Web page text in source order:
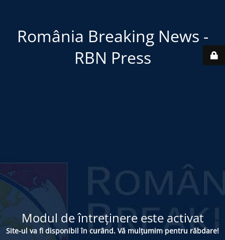
România Breaking News -
RBN Press
Modul de întreținere este activat
Site-ul va fi disponibil în curând. Vă mulțumim pentru răbdare!